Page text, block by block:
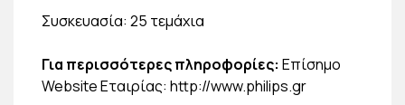
Συσκευασία: 25 τεμάχια
Για περισσότερες πληροφορίες: Επίσημο
Website Εταιρίας: http://www.philips.gr